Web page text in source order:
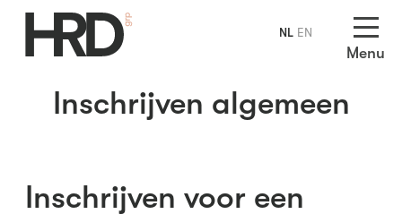
Menu
Inschrijven algemeen
Inschrijven voor een
NL EN